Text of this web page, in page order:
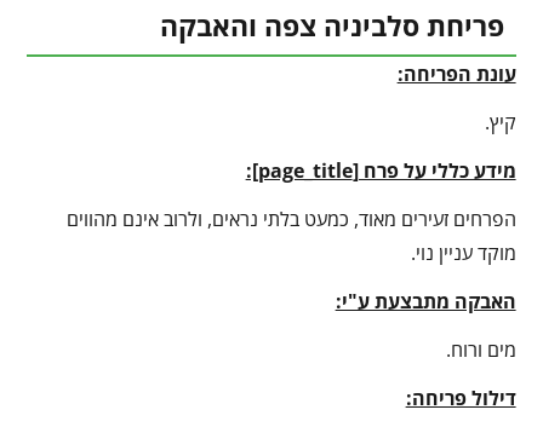
פריחת סלביניה צפה והאבקה
עונת הפריחה:
קיץ.
מידע כללי על פרח [page_title
]:
הפרחים זעירים מאוד, כמעט בלתי נראים, ולרוב אינם מהווים
מוקד עניין נוי.
האבקה מתבצעת ע"י:
מים ורוח.
דילול פריחה: